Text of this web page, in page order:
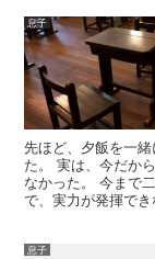
息子
先ほど、夕飯を一
た。 実は、今だか
なかった。 今まで
で、実力が発揮で
息子